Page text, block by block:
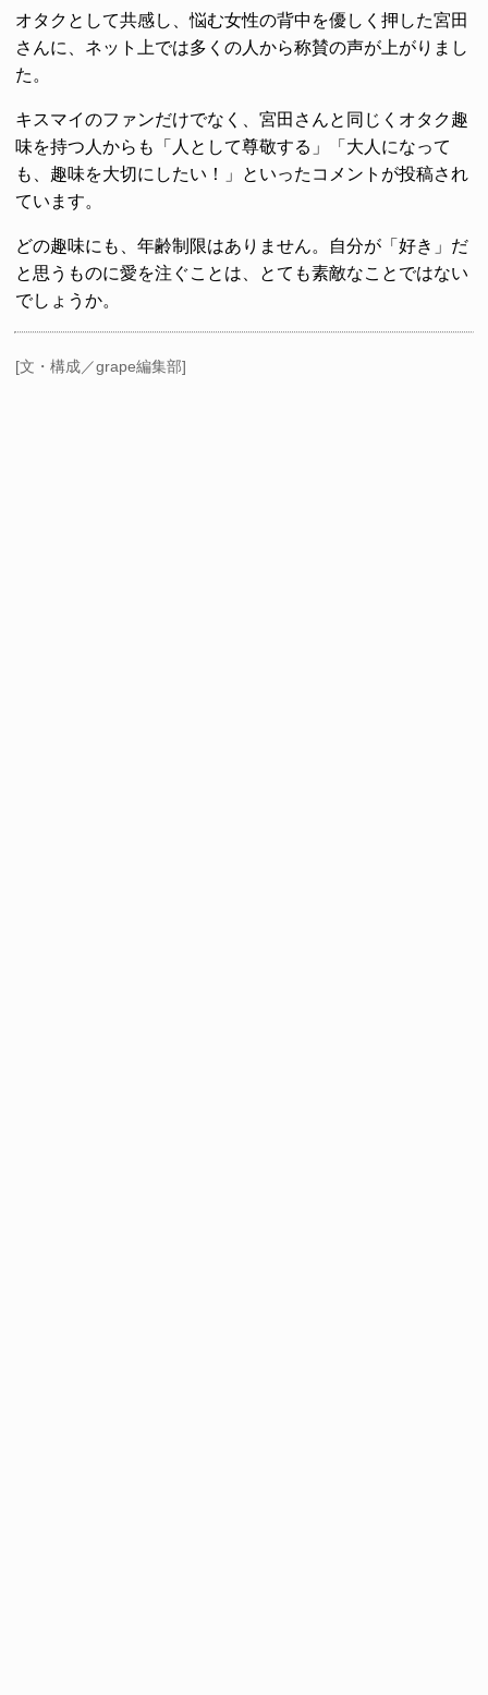
オタクとして共感し、悩む女性の背中を優しく押した宮田
さんに、ネット上では多くの人から称賛の声が上がりまし
た。
キスマイのファンだけでなく、宮田さんと同じくオタク趣
味を持つ人からも「人として尊敬する」「大人になって
も、趣味を大切にしたい！」といったコメントが投稿され
ています。
どの趣味にも、年齢制限はありません。自分が「好き」だ
と思うものに愛を注ぐことは、とても素敵なことではない
でしょうか。
[文・構成／grape編集部]